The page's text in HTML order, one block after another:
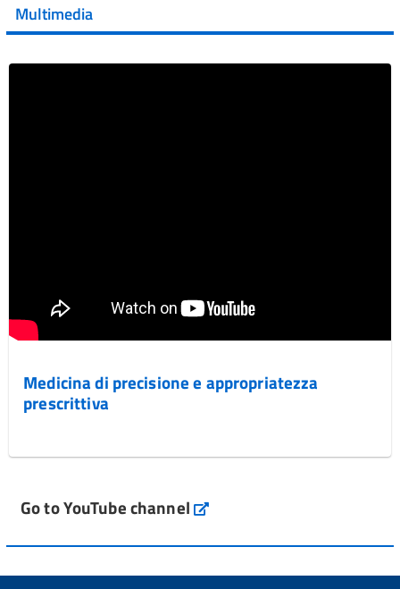
Vai al post →
Multimedia
Medicina di precisione e appropriatezza
prescrittiva
Go to YouTube channel